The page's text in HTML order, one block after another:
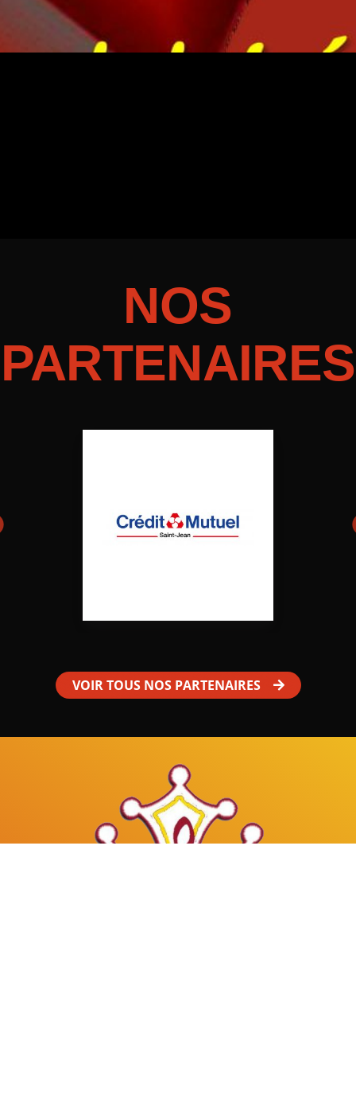
NOS
PARTENAIRES
VOIR TOUS NOS PARTENAIRES